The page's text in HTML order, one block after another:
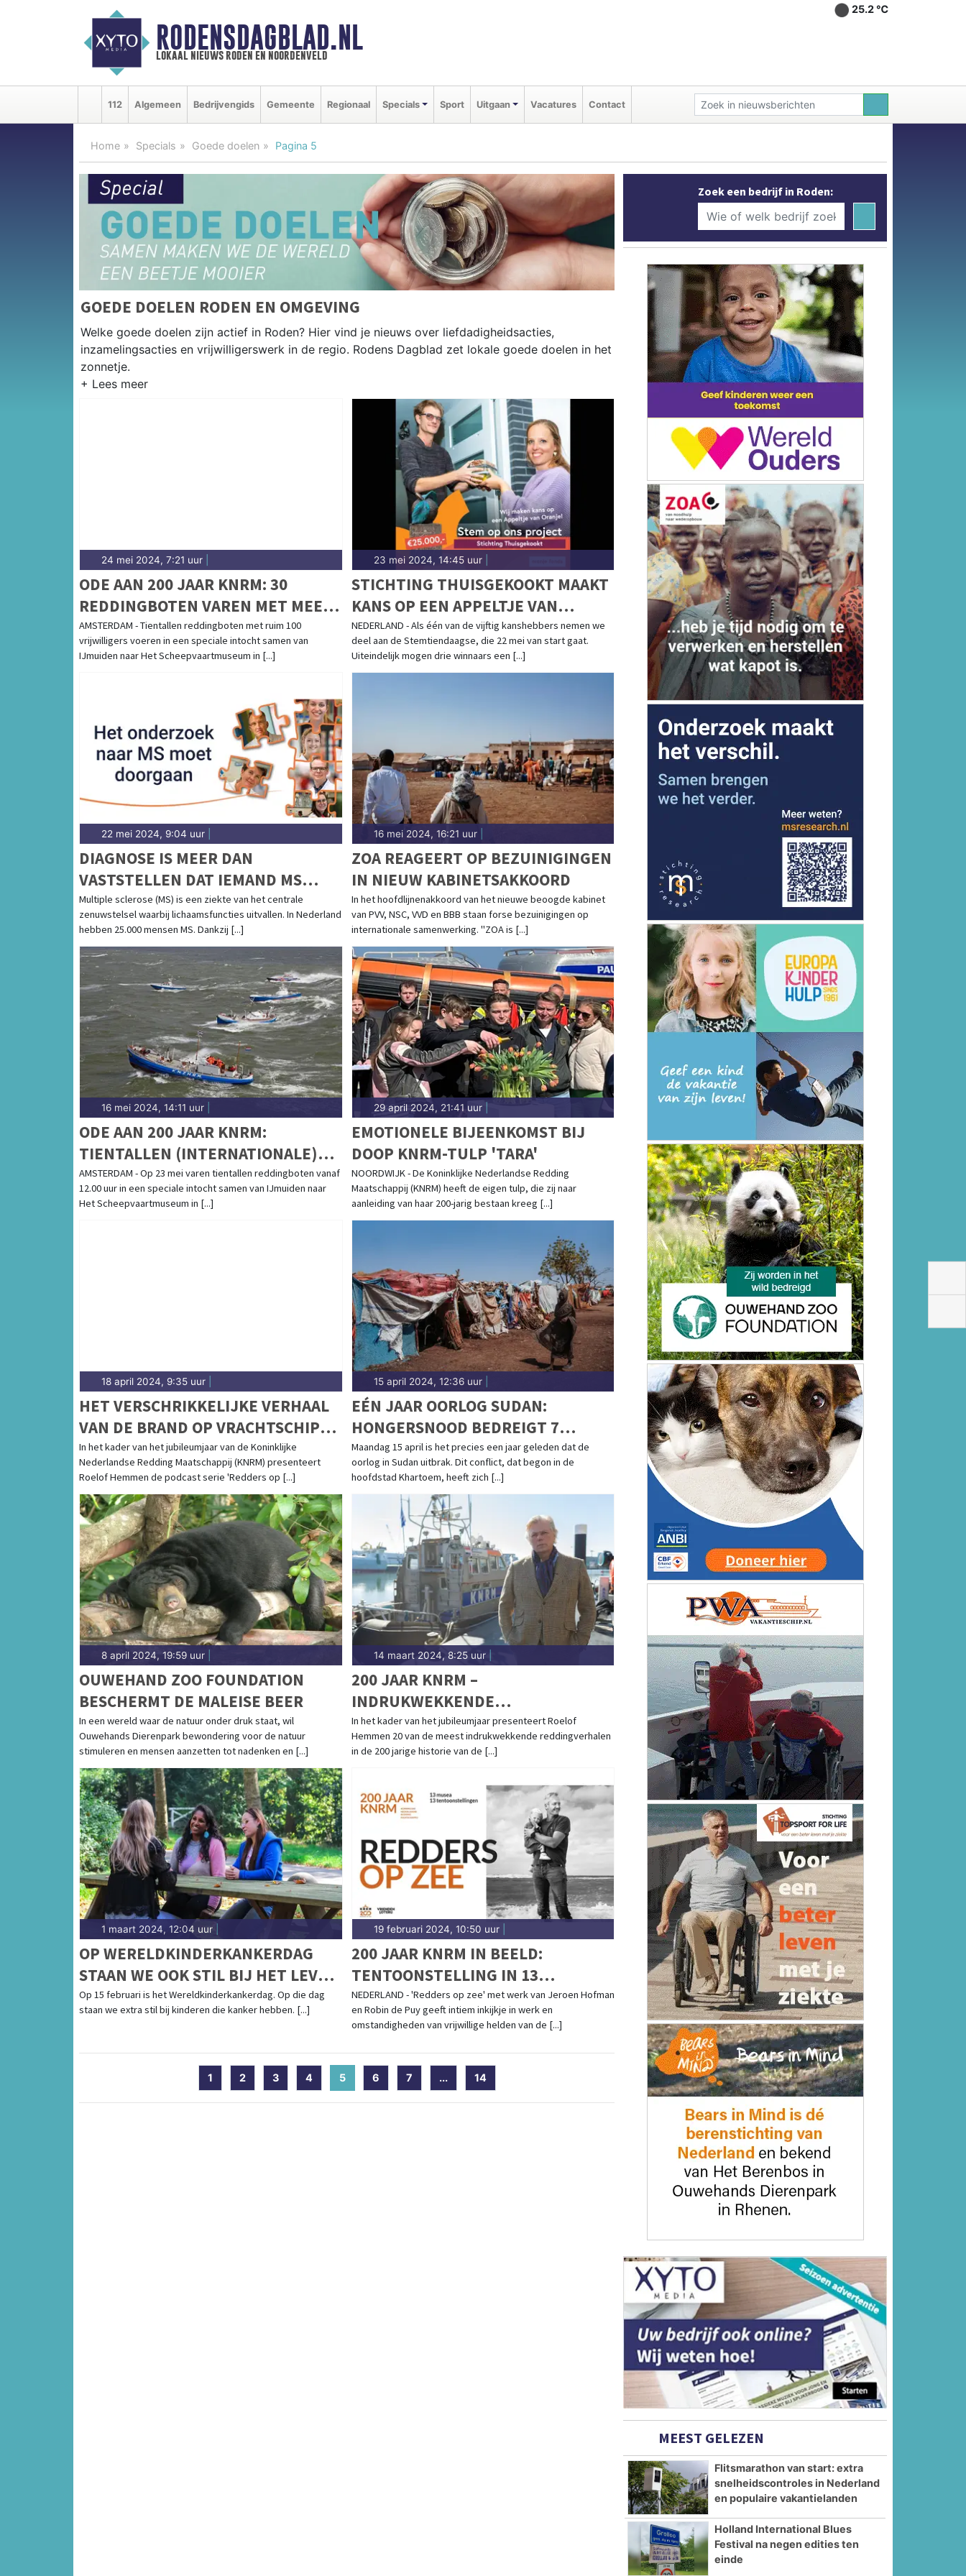
RODENSDAGBLAD.NL
lokaal nieuws roden en noordenveld
25.2 ℃
112 Algemeen Bedrijvengids Gemeente Regionaal Specials Sport Uitgaan Vacatures Contact
Home Specials Goede doelen Pagina 5
GOEDE DOELEN RODEN EN OMGEVING
Welke goede doelen zijn actief in Roden? Hier vind je nieuws over liefdadigheidsacties,
inzamelingsacties en vrijwilligerswerk in de regio. Rodens Dagblad zet lokale goede doelen in het
zonnetje.
24 mei 2024, 7:21 uur
ODE AAN 200 JAAR KNRM: 30
REDDINGBOTEN VAREN MET MEER
DAN 100 VRIJWILLIGERS VAN
IJMUIDEN NAAR HET
AMSTERDAM - Tientallen reddingboten met ruim 100
vrijwilligers voeren in een speciale intocht samen van
IJmuiden naar Het Scheepvaartmuseum in [...]
23 mei 2024, 14:45 uur|
STICHTING THUISGEKOOKT MAAKT
KANS OP EEN APPELTJE VAN
ORANJE!
NEDERLAND - Als één van de vijftig kanshebbers nemen we
deel aan de Stemtiendaagse, die 22 mei van start gaat.
Uiteindelijk mogen drie winnaars een [...]
22 mei 2024, 9:04 uur
DIAGNOSE IS MEER DAN
VASTSTELLEN DAT IEMAND MS
HEEFT
Multiple sclerose (MS) is een ziekte van het centrale
zenuwstelsel waarbij lichaamsfuncties uitvallen. In Nederland
hebben 25.000 mensen MS. Dankzij [...]
16 mei 2024, 16:21 uur|
ZOA REAGEERT OP BEZUINIGINGEN
IN NIEUW KABINETSAKKOORD
In het hoofdlijnenakkoord van het nieuwe beoogde kabinet
van PVV, NSC, VVD en BBB staan forse bezuinigingen op
internationale samenwerking. "ZOA is [...]
16 mei 2024, 14:11 uur
ODE AAN 200 JAAR KNRM:
TIENTALLEN (INTERNATIONALE)
REDDINGBOTEN VAREN OP 23 MEI
VAN IJMUIDEN NAAR HET
AMSTERDAM - Op 23 mei varen tientallen reddingboten vanaf
12.00 uur in een speciale intocht samen van IJmuiden naar
Het Scheepvaartmuseum in [...]
29 april 2024, 21:41 uur|
EMOTIONELE BIJEENKOMST BIJ
DOOP KNRM-TULP 'TARA'
NOORDWIJK - De Koninklijke Nederlandse Redding
Maatschappij (KNRM) heeft de eigen tulp, die zij naar
aanleiding van haar 200-jarig bestaan kreeg [...]
18 april 2024, 9:35 uur
HET VERSCHRIKKELIJKE VERHAAL
VAN DE BRAND OP VRACHTSCHIP
DE FREMANTLE HIGHWAY KOMT
TOT LEVEN IN DE KNRM-
PODCASTSERIE
In het kader van het jubileumjaar van de Koninklijke
Nederlandse Redding Maatschappij (KNRM) presenteert
Roelof Hemmen de podcast serie 'Redders op [...]
15 april 2024, 12:36 uur|
EÉN JAAR OORLOG SUDAN:
HONGERSNOOD BEDREIGT 7
MILJOEN MENSEN
Maandag 15 april is het precies een jaar geleden dat de
oorlog in Sudan uitbrak. Dit conflict, dat begon in de
hoofdstad Khartoem, heeft zich [...]
8 april 2024, 19:59 uur
OUWEHAND ZOO FOUNDATION
BESCHERMT DE MALEISE BEER
In een wereld waar de natuur onder druk staat, wil
Ouwehands Dierenpark bewondering voor de natuur
stimuleren en mensen aanzetten tot nadenken en [...]
14 maart 2024, 8:25 uur|
200 JAAR KNRM –
INDRUKWEKKENDE
REDDINGVERHALEN KOMEN TOT
LEVEN IN PODCASTSERIE MET
In het kader van het jubileumjaar presenteert Roelof
Hemmen 20 van de meest indrukwekkende reddingverhalen
in de 200 jarige historie van de [...]
1 maart 2024, 12:04 uur
OP WERELDKINDERKANKERDAG
STAAN WE OOK STIL BIJ HET LEVEN
NÁ KINDERKANKER
Op 15 februari is het Wereldkinderkankerdag. Op die dag
staan we extra stil bij kinderen die kanker hebben. [...]
19 februari 2024, 10:50 uur|
200 JAAR KNRM IN BEELD:
TENTOONSTELLING IN 13
MARITIEME MUSEA DOOR HET HELE
LAND!
NEDERLAND - 'Redders op zee' met werk van Jeroen Hofman
en Robin de Puy geeft intiem inkijkje in werk en
omstandigheden van vrijwillige helden van de [...]
1 2 3 4 5(current)
6 7 ... 14
Zoek een bedrijf in Roden:
MEEST GELEZEN
Flitsmarathon van start: extra
snelheidscontroles in Nederland
en populaire vakantielanden
Holland International Blues
Festival na negen edities ten
einde